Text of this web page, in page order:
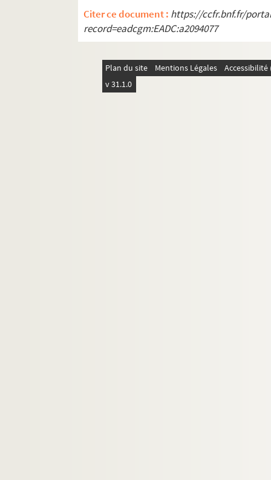
Citer ce document : https://ccfr.bnf.fr/
record=eadcgm:EADC:a2094077
Plan du site Mentions Légales
v 31.1.0